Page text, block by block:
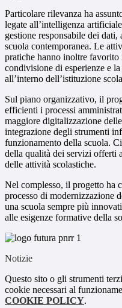
Particolare rilevanza ha
legate all’intelligenza
gestione responsabile dei
scuola contemporanea. Le
pratiche hanno inoltre
condivisione di esperienze e
all’interno dell’istituzione
Sul piano organizzativo, il
efficienti i processi
maggiore digitalizzazione
integrazione degli strumenti
funzionamento della scuola.
della qualità dei servizi offerti
delle attività scolastiche.
Nel complesso, il progetto ha
processo di modernizzazione
una scuola sempre più
alle esigenze formative della
Notizie
Questo sito o gli strumenti
cookie necessari al
COOKIE POLICY.